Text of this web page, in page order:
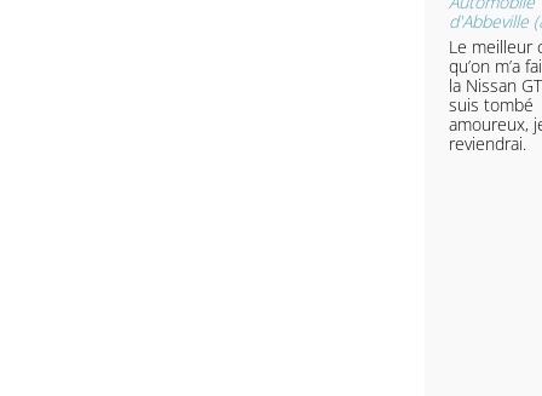
d'Abbeville
Le meilleur
qu’on m’a
la Nissan
suis tombé
amoureux,
reviendrai.